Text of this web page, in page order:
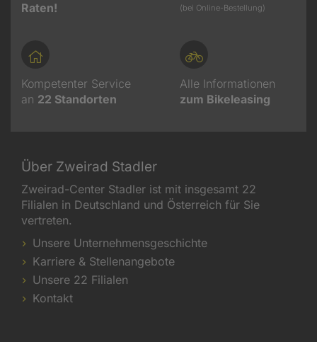
Raten!
(bei Online-Bestellung)
Kompetenter Service
an 22 Standorten
Alle Informationen
zum Bikeleasing
Über Zweirad Stadler
Zweirad-Center Stadler ist mit insgesamt 22
Filialen in Deutschland und Österreich für Sie
vertreten.
Unsere Unternehmensgeschichte
Karriere & Stellenangebote
Unsere 22 Filialen
Kontakt